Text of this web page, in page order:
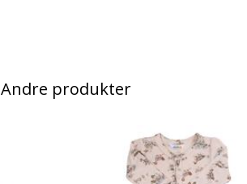
Andre produkter